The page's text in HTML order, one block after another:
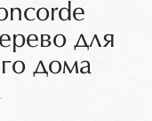
для
дома